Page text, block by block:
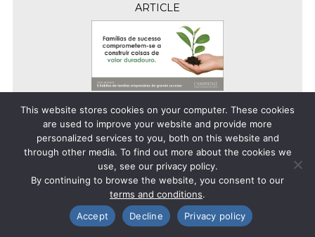
ARTICLE
Cinco hábitos das famílias empresárias de
grande sucesso
ARTICLE
X LinkedIn Email
This website stores cookies on your computer. These cookies
are used to improve your website and provide more
personalized services to you, both on this website and
through other media. To find out more about the cookies we
use, see our privacy policy.
By continuing to browse the website, you consent to our
terms and conditions.
Accept
Decline Privacy policy